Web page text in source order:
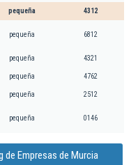
pequeña 4312
pequeña 6812
pequeña 4321
pequeña 4762
pequeña 2512
pequeña 0146
de Empresas de Murcia